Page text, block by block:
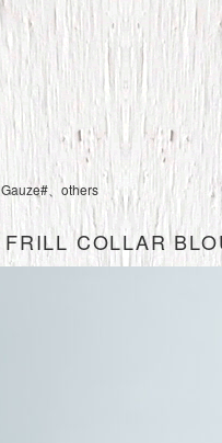
Gauze# others
FRILL COLLAR